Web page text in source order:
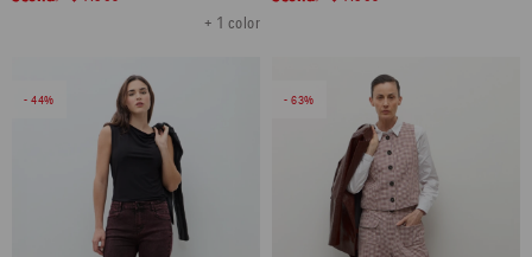
+ 1 color
44 63